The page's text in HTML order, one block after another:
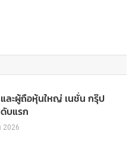
ละผู้ถือหุ้นใหญ่ เนชั่น กรุ๊ป
บแรก
2026